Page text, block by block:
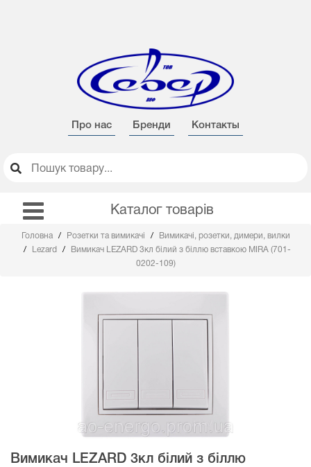
Про нас Бренди Контакты
Каталог товарів
Головна Розетки та вимикачі
Вимикачі, розетки, димери, вилки
Lezard
Вимикач LEZARD 3кл білий з біллю вставкою MIRA (701-
0202-109)
Вимикач LEZARD 3кл білий з біллю